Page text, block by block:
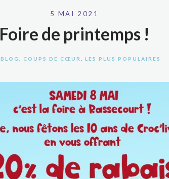
5 MAI 2021
Foire de printemps !
BLOG COUPS DE CŒUR LES PLUS POPULAIRES